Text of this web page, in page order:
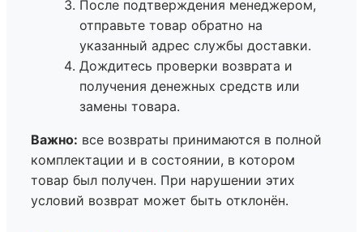
После подтверждения менеджером,
отправьте товар обратно на
указанный адрес службы доставки.
Дождитесь проверки возврата и
получения денежных средств или
замены товара.
Важно: все возвраты принимаются в полной
комплектации и в состоянии, в котором
товар был получен. При нарушении этих
условий возврат может быть отклонён.